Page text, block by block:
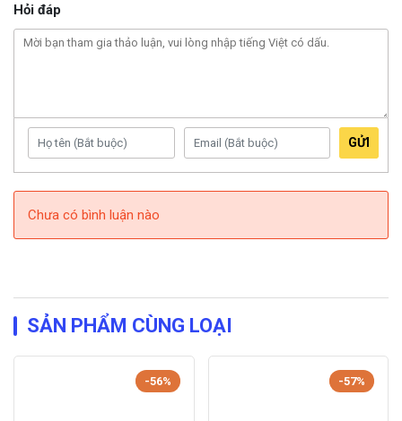
Hỏi đáp
GỬI
Chưa có bình luận nào
SẢN PHẨM CÙNG LOẠI
-56% -57%